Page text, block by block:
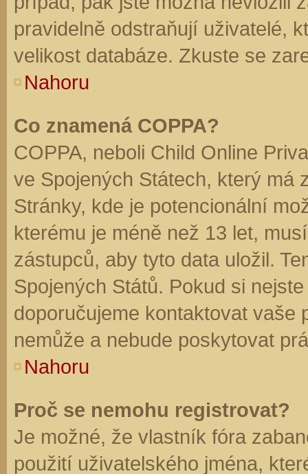
pravidelně odstraňují uživatelé,
velikost databáze. Zkuste se
Nahoru
Co znamená COPPA?
COPPA, neboli Child Online
ve Spojených Státech, který má
Stránky, kde je potencionální
kterému je méně než 13 let,
zástupců, aby tyto data uložil.
Spojených Států. Pokud si
doporučujeme kontaktovat vaše
nemůže a nebude poskytovat
Nahoru
Proč se nemohu registrovat?
Je možné, že vlastník fóra
použití uživatelského jména,